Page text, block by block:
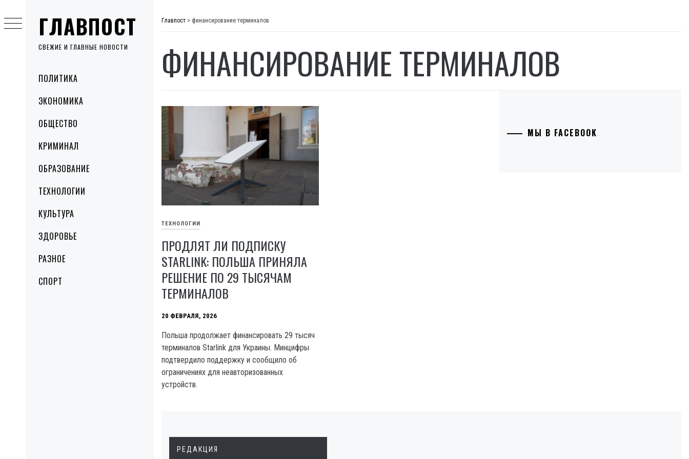
ГЛАВПОСТ
СВЕЖИЕ И ГЛАВНЫЕ НОВОСТИ
MenuПОЛИТИКА
ЭКОНОМИКА
ОБЩЕСТВО
КРИМИНАЛ
ОБРАЗОВАНИЕ
ТЕХНОЛОГИИ
КУЛЬТУРА
ЗДОРОВЬЕ
РАЗНОЕ
СПОРТ
to
content
Главпост > финансирование терминалов
ФИНАНСИРОВАНИЕ ТЕРМИНАЛОВ
ТЕХНОЛОГИИ
ПРОДЛЯТ ЛИ ПОДПИСКУ
STARLINK: ПОЛЬША ПРИНЯЛА
РЕШЕНИЕ ПО 29 ТЫСЯЧАМ
ТЕРМИНАЛОВ
20 ФЕВРАЛЯ, 2026
Польша продолжает финансировать 29 тысяч
терминалов Starlink для Украины. Минцифры
подтвердило поддержку и сообщило об
ограничениях для неавторизованных
устройств.
МЫ В FACEBOOK
РЕДАКЦИЯ